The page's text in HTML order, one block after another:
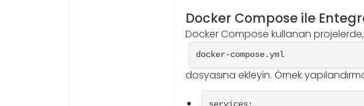
Docker Compose ile
Docker Compose kullanan projelerde,
docker-compose.yml
dosyasına ekleyin. Örnek